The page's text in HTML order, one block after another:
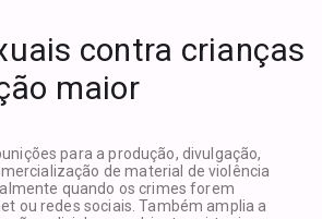
contra crianças
maior
para a produção, divulgação,
de material de violência
quando os crimes forem
ou redes sociais. Também amplia a